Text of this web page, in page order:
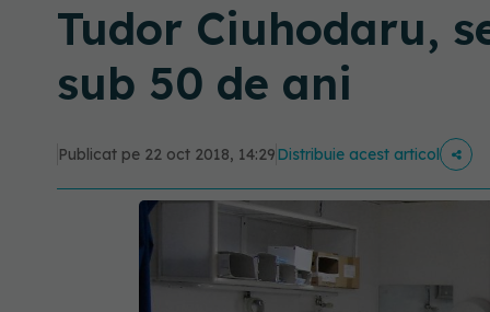
Tudor Ciuhodaru,
sub 50 de ani
Publicat pe 22 oct 2018, 14:29Distribuie acest articol